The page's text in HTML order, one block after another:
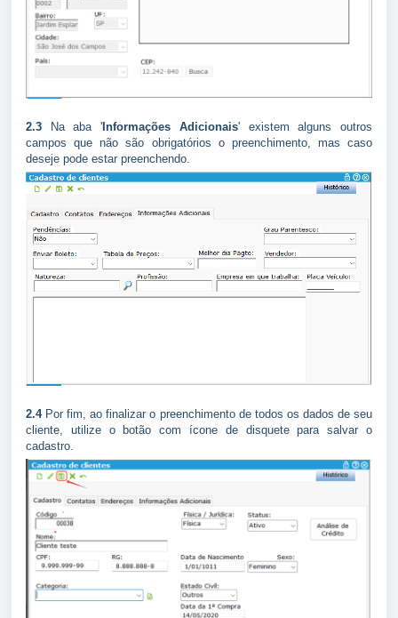
2.3 Na aba ' Informações Adicionais' existem alguns outros
campos que não são obrigatórios o preenchimento, mas caso
deseje pode estar preenchendo.
2.4Por fim, ao finalizar o preenchimento de todos os dados de seu
cliente, utilize o botão com ícone de disquete para salvar o
cadastro.